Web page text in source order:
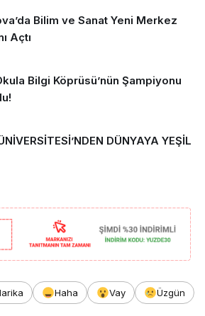
Bilim ve Sanat Yeni Merkez
Açtı
Bilgi Köprüsü’nün Şampiyonu
DÜNYAYA YEŞİL
Haha Vay
Üzgün